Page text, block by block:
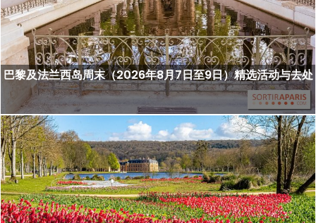
巴黎及法兰西岛周末（2026年8月7日至9日）精选活动与去处